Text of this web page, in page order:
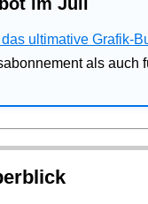
ultimative Grafik-
als auch